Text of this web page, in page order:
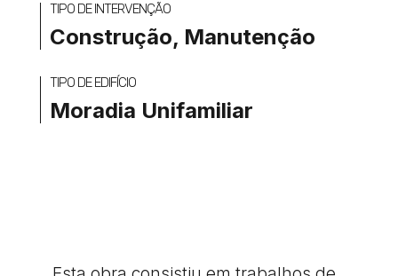
TIPO DE INTERVENÇÃO
Construção, Manutenção
TIPO DE EDIFÍCIO
Moradia Unifamiliar